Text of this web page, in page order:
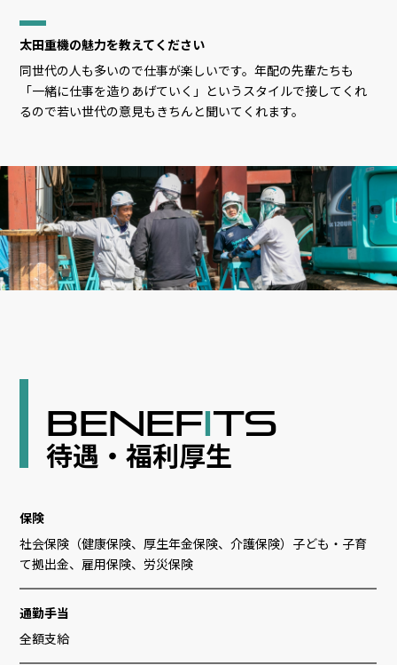
太田重機の魅力を教えてください
同世代の人も多いので仕事が楽しいです。年配の先輩たちも
「一緒に仕事を造りあげていく」というスタイルで接してくれ
るので若い世代の意見もきちんと聞いてくれます。
BENEFITS
待遇・福利厚生
保険
社会保険（健康保険、厚生年金保険、介護保険）子ども・子育
て拠出金、雇用保険、労災保険
通勤手当
全額支給